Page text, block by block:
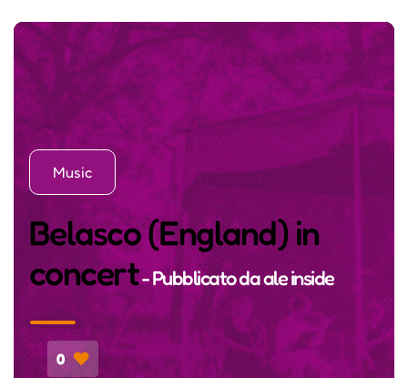
Music
Belasco (England) in
concert- Pubblicato daale inside
0